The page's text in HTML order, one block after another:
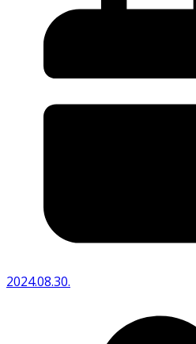
2024.08.30.